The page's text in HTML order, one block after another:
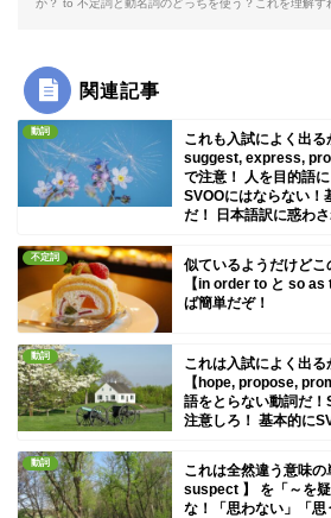
か？ to 不定詞と動名詞のどっちを使う？これを理解す
関連記事
動詞
これも入試によく出
suggest, express,
で注意！ 人を目的語
SVOOにはならない！
だ！ 日本語訳に惑わさ
不定詞
似ているようだけどこ
【in order to と so
ば簡単だぞ！
動詞
これは入試によく出る
【hope, propose,
語をとらない動詞だ
注意しろ！ 基本的に
動詞
これは全然違う意味
suspect 】 を「～を
な！「思わない」「思